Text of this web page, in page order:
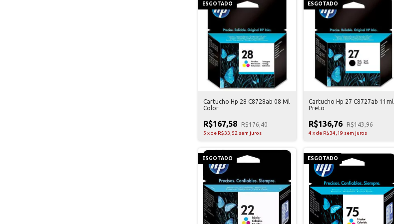
ESGOTADO
Cartucho Hp 28 C8728ab 08 Ml
Color
R$167,58 R$176,40
5 xde R$33,52 sem juros
ESGOTADO
Cartucho Hp 27 C8727ab 11ml
Preto
R$136,76 R$143,96
4 xde R$34,19 sem juros
ESGOTADO ESGOTADO